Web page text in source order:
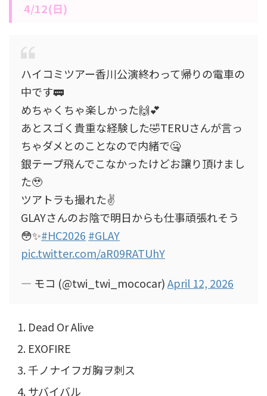
4/12(日)
ハイコミツアー香川公演終わって帰りの電車の
中です🚃
めちゃくちゃ楽しかった🙌💕
あとスゴく貴重な経験した🤣TERUさんが言っ
ちゃダメとのことなので内緒で🤐
銀テープ飛んでこなかったけどお讓り頂けまし
た🥹
ツアトラも撮れた✌️
GLAYさんのお陰で明日からも仕事頑張れそう
😳✨#HC2026 #GLAY
pic.twitter.com/aR09RATUhY
— モコ (@twi_twi_mococar)April 12, 2026
Dead Or Alive
EXOFIRE
千ノナイフガ胸ヲ刺ス
サバイバル